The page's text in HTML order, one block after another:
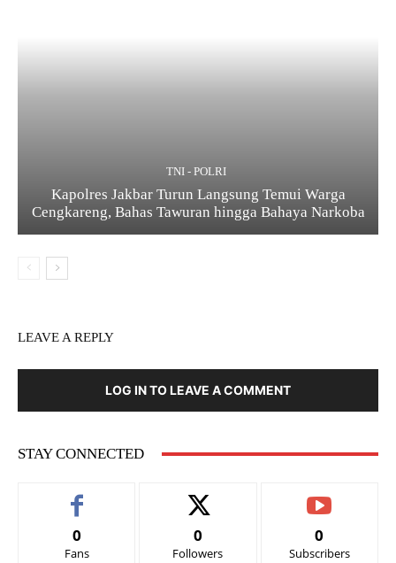
TNI - POLRI
Kapolres Jakbar Turun Langsung Temui Warga
Cengkareng, Bahas Tawuran hingga Bahaya Narkoba
LEAVE A REPLY
LOG IN TO LEAVE A COMMENT
STAY CONNECTED
0
Fans
0
Followers
0
Subscribers